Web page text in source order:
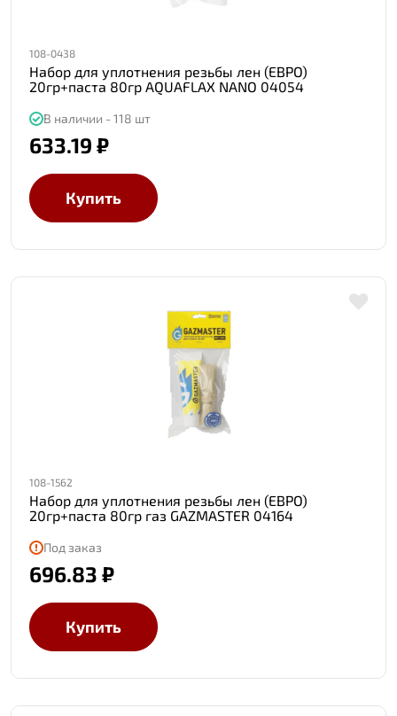
108-0438
Набор для уплотнения резьбы лен (ЕВРО)
20гр+паста 80гр AQUAFLAX NANO 04054
В наличии - 118 шт
633.19 ₽
Купить
108-1562
Набор для уплотнения резьбы лен (ЕВРО)
20гр+паста 80гр газ GAZMASTER 04164
Под заказ
696.83 ₽
Купить